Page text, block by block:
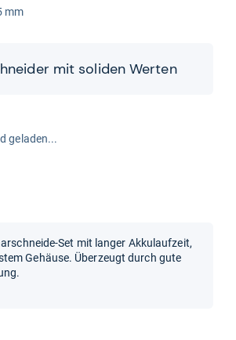
mm
mit soli­den Wer­ten
geladen...
Set mit langer Akkulaufzeit,
Gehäuse. Überzeugt durch gute